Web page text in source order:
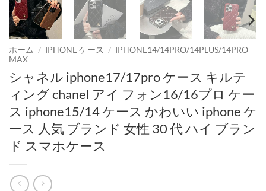
ホーム / IPHONE ケース / IPHONE14/14PRO/14PLUS/14PRO
MAX
シャネル iphone17/17pro ケース キルテ
ィング chanel アイ フォン16/16プロ ケー
ス iphone15/14 ケース かわいい iphone ケ
ース 人気 ブランド 女性 30 代 ハイ ブラン
ド スマホケース